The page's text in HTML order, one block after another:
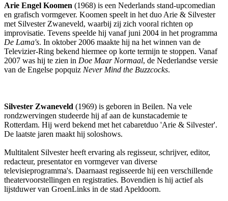
Arie Engel Koomen (1968) is een Nederlands stand-upcomedian
en grafisch vormgever. Koomen speelt in het duo Arie & Silvester
met Silvester Zwaneveld, waarbij zij zich vooral richten op
improvisatie. Tevens speelde hij vanaf juni 2004 in het programma
De Lama's. In oktober 2006 maakte hij na het winnen van de
Televizier-Ring bekend hiermee op korte termijn te stoppen. Vanaf
2007 was hij te zien in Doe Maar Normaal, de Nederlandse versie
van de Engelse popquiz Never Mind the Buzzcocks.
Silvester Zwaneveld (1969) is geboren in Beilen. Na vele
rondzwervingen studeerde hij af aan de kunstacademie te
Rotterdam. Hij werd bekend met het cabaretduo 'Arie & Silvester'.
De laatste jaren maakt hij soloshows.
Multitalent Silvester heeft ervaring als regisseur, schrijver, editor,
redacteur, presentator en vormgever van diverse
televisieprogramma's. Daarnaast regisseerde hij een verschillende
theatervoorstellingen en registraties. Bovendien is hij actief als
lijstduwer van GroenLinks in de stad Apeldoorn.